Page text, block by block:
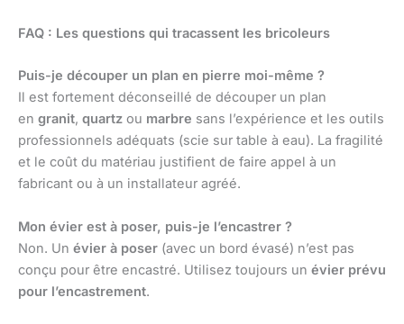
FAQ : Les questions qui tracassent les bricoleurs
Puis-je découper un plan en pierre moi-même ?
Il est fortement déconseillé de découper un plan
en granit, quartz ou marbre sans l’expérience et les outils
professionnels adéquats (scie sur table à eau). La fragilité
et le coût du matériau justifient de faire appel à un
fabricant ou à un installateur agréé.
Mon évier est à poser, puis-je l’encastrer ?
Non. Un évier à poser (avec un bord évasé) n’est pas
conçu pour être encastré. Utilisez toujours un évier prévu
pour l’encastrement.